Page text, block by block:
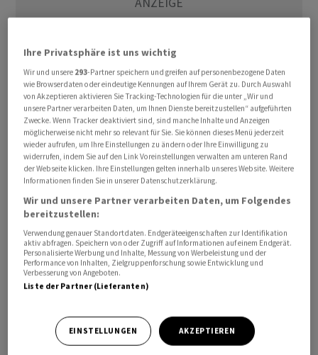
Der Produktionsstopp hat das Hochfahren der Fabrik
aber nicht ausgebremst - das machte das Unternehmen
nach eigenen Angaben deutlich.Teslahatte die
Autofertigung am 29. Januar wegen der Angriffe der
jemenitischen Huthi-Miliz auf Schiffe im Roten Meer
ruhen lassen.
Weil Bauteile fehlten, verschoben sich die
Transportwege. Doch nicht alles stand still:
produzierte nach eigenen Angaben weiter, wo es
schulte Mitarbeiter.
Ihre Privatsphäre ist uns wichtig
Wir und unsere 293-Partner speichern und greifen auf personenbezogene Daten
wie Browserdaten oder eindeutige Kennungen auf Ihrem Gerät zu. Durch Auswahl
von Akzeptieren aktivieren Sie Tracking-Technologien für die unter „Wir und
unsere Partner verarbeiten Daten, um Ihnen Dienste bereitzustellen“ aufgeführten
Zwecke. Wenn Tracker deaktiviert sind, sind manche Inhalte und Anzeigen
möglicherweise nicht mehr so relevant für Sie. Sie können dieses Menü jederzeit
wieder aufrufen, um Ihre Einstellungen zu ändern oder Ihre Einwilligung zu
widerrufen, indem Sie auf den Link Voreinstellungen verwalten am unteren Rand
der Webseite klicken. Ihre Einstellungen gelten innerhalb unseres Website. Weitere
Informationen finden Sie in unserer Datenschutzerklärung.
Wir und unsere Partner verarbeiten Daten, um Folgendes
bereitzustellen:
Verwendung genauer Standortdaten. Endgeräteeigenschaften zur Identifikation
aktiv abfragen. Speichern von oder Zugriff auf Informationen auf einem Endgerät.
Personalisierte Werbung und Inhalte, Messung von Werbeleistung und der
Performance von Inhalten, Zielgruppenforschung sowie Entwicklung und
Verbesserung von Angeboten.
Liste der Partner (Lieferanten)
EINSTELLUNGEN AKZEPTIEREN